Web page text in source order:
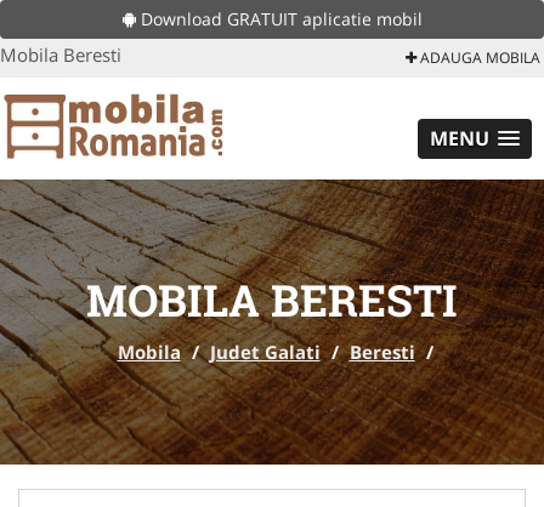
Download GRATUIT aplicatie mobil
Mobila Beresti ADAUGA MOBILA
MENU
MOBILA BERESTI
Mobila / Judet Galati / Beresti /